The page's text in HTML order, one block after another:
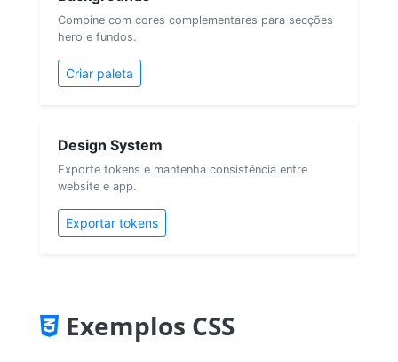
Combine com cores complementares para secções
hero e fundos.
Criar paleta
Design System
Exporte tokens e mantenha consistência entre
website e app.
Exportar tokens
Exemplos CSS